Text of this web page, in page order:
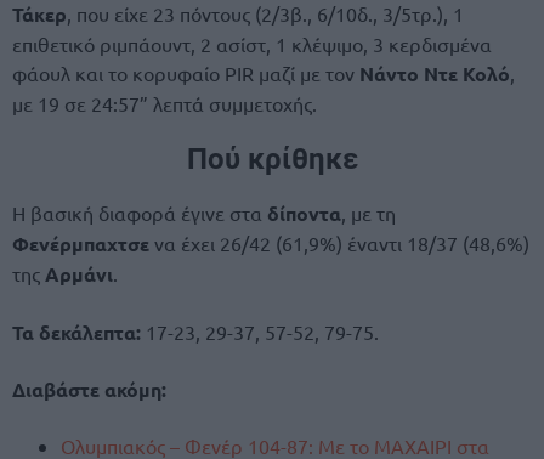
Τάκερ, που είχε 23 πόντους (2/3β., 6/10δ., 3/5τρ.), 1
επιθετικό ριμπάουντ, 2 ασίστ, 1 κλέψιμο, 3 κερδισμένα
φάουλ και το κορυφαίο PIR μαζί με τον Νάντο Ντε Κολό,
με 19 σε 24:57” λεπτά συμμετοχής.
Πού κρίθηκε
Η βασική διαφορά έγινε στα δίποντα, με τη
Φενέρμπαχτσε να έχει 26/42 (61,9%) έναντι 18/37 (48,6%)
της Αρμάνι.
Τα δεκάλεπτα: 17-23, 29-37, 57-52, 79-75.
Διαβάστε ακόμη:
Ολυμπιακός – Φενέρ 104-87: Με το ΜΑΧΑΙΡΙ στα